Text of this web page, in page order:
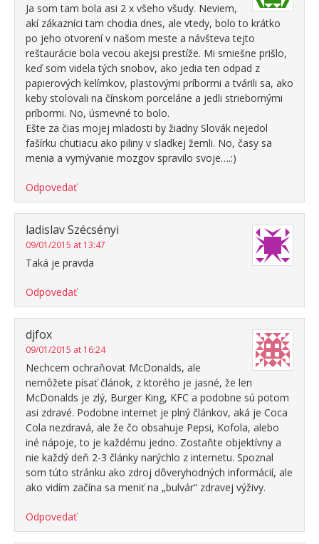
Ja som tam bola asi 2 x všeho všudy. Neviem,
akí zákazníci tam chodia dnes, ale vtedy, bolo to krátko
po jeho otvorení v našom meste a návšteva tejto
reštaurácie bola vecou akejsi prestíže. Mi smiešne prišlo,
keď som videla tých snobov, ako jedia ten odpad z
papierových kelímkov, plastovými príbormi a tvárili sa, ako
keby stolovali na čínskom porceláne a jedli striebornými
príbormi. No, úsmevné to bolo.
Ešte za čias mojej mladosti by žiadny Slovák nejedol
fašírku chutiacu ako piliny v sladkej žemli. No, časy sa
menia a vymývanie mozgov spravilo svoje….:)
Odpovedať
ladislav Szécsényi
09/01/2015 at 13:47
Taká je pravda
Odpovedať
djfox
09/01/2015 at 16:24
Nechcem ochraňovat McDonalds, ale
nemôžete písať článok, z ktorého je jasné, že len
McDonalds je zlý, Burger King, KFC a podobne sú potom
asi zdravé. Podobne internet je plný článkov, aká je Coca
Cola nezdravá, ale že čo obsahuje Pepsi, Kofola, alebo
iné nápoje, to je každému jedno. Zostaňte objektívny a
nie každý deň 2-3 články narýchlo z internetu. Spoznal
som túto stránku ako zdroj dôveryhodných informácií, ale
ako vidím začína sa meniť na „bulvár“ zdravej výživy.
Odpovedať